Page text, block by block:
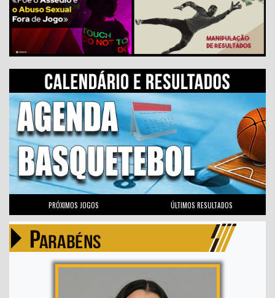
PRÓXIMOS JOGOS ÚLTIMOS RESULTADOS